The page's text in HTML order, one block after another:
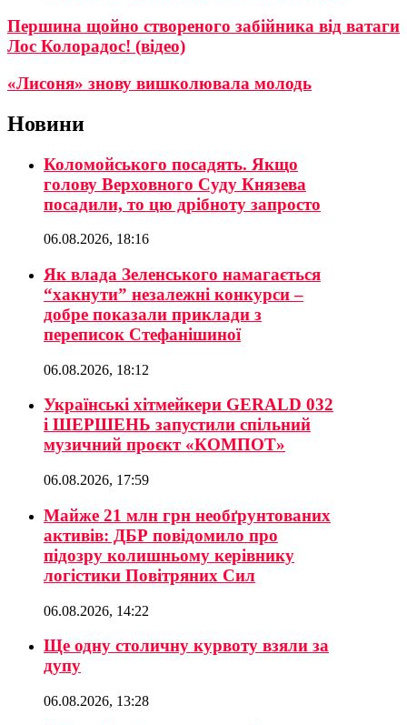
Першина щойно створеного забійника від ватаги
Лос Колорадос! (відео)
«Лисоня» знову вишколювала молодь
Новини
Коломойського посадять. Якщо
голову Верховного Суду Князева
посадили, то цю дрібноту запросто
06.08.2026, 18:16
Як влада Зеленського намагається
“хакнути” незалежні конкурси –
добре показали приклади з
переписок Стефанішиної
06.08.2026, 18:12
Українські хітмейкери GERALD 032
і ШЕРШЕНЬ запустили спільний
музичний проєкт «КОМПОТ»
06.08.2026, 17:59
Майже 21 млн грн необґрунтованих
активів: ДБР повідомило про
підозру колишньому керівнику
логістики Повітряних Сил
06.08.2026, 14:22
Ще одну столичну курвоту взяли за
дупу
06.08.2026, 13:28